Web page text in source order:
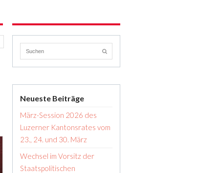
Neueste Beiträge
März-Session 2026 des
Luzerner Kantonsrates vom
23., 24. und 30. März
Wechsel im Vorsitz der
Staatspolitischen